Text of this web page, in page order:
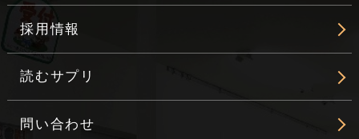
採用情報
読むサプリ
問い合わせ